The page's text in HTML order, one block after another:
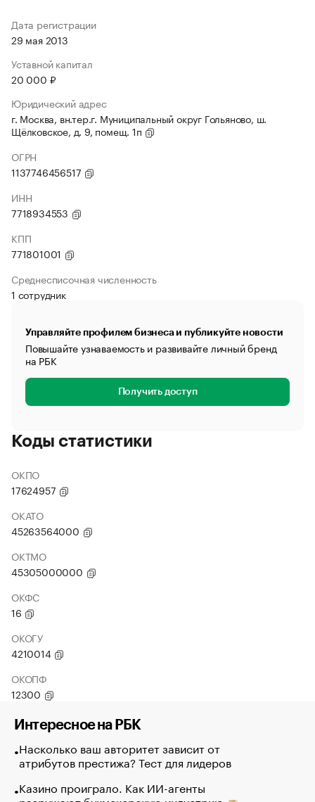
Дата регистрации
29 мая 2013
Уставной капитал
20 000 ₽
Юридический адрес
г. Москва, вн.тер.г. Муниципальный округ Гольяново, ш.
Щёлковское, д. 9, помещ. 1п
ОГРН
1137746456517
ИНН
7718934553
КПП
771801001
Среднесписочная численность
1 сотрудник
Управляйте профилем бизнеса и публикуйте новости
Повышайте узнаваемость и развивайте личный бренд
на РБК
Получить доступ
Коды статистики
ОКПО
17624957
ОКАТО
45263564000
ОКТМО
45305000000
ОКФС
16
ОКОГУ
4210014
ОКОПФ
12300
Интересное на РБК
Насколько ваш авторитет зависит от
атрибутов престижа? Тест для лидеров
Казино проиграло. Как ИИ-агенты